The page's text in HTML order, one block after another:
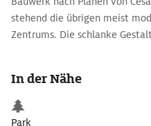
stehend die übrigen meist
Zentrums. Die schlanke
In der Nähe
Park